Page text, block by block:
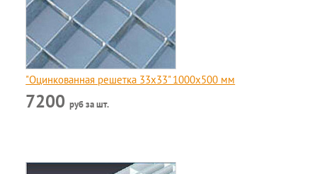
"Оцинкованная решетка 33x33" 1000х500 мм
7200руб за шт.